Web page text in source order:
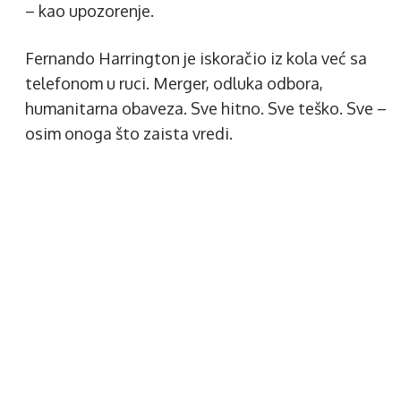
– kao upozorenje.
Fernando Harrington je iskoračio iz kola već sa
telefonom u ruci. Merger, odluka odbora,
humanitarna obaveza. Sve hitno. Sve teško. Sve –
osim onoga što zaista vredi.